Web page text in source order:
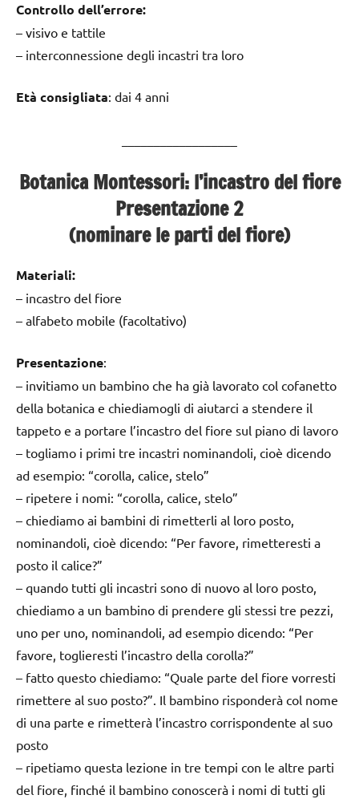
Controllo dell’errore:
– visivo e tattile
– interconnessione degli incastri tra loro
Età consigliata: dai 4 anni
Botanica Montessori: l’incastro del fiore
Presentazione 2
(nominare le parti del fiore)
Materiali:
– incastro del fiore
– alfabeto mobile (facoltativo)
Presentazione:
– invitiamo un bambino che ha già lavorato col cofanetto
della botanica e chiediamogli di aiutarci a stendere il
tappeto e a portare l’incastro del fiore sul piano di lavoro
– togliamo i primi tre incastri nominandoli, cioè dicendo
ad esempio: “corolla, calice, stelo”
– ripetere i nomi: “corolla, calice, stelo”
– chiediamo ai bambini di rimetterli al loro posto,
nominandoli, cioè dicendo: “Per favore, rimetteresti a
posto il calice?”
– quando tutti gli incastri sono di nuovo al loro posto,
chiediamo a un bambino di prendere gli stessi tre pezzi,
uno per uno, nominandoli, ad esempio dicendo: “Per
favore, toglieresti l’incastro della corolla?”
– fatto questo chiediamo: “Quale parte del fiore vorresti
rimettere al suo posto?”. Il bambino risponderà col nome
di una parte e rimetterà l’incastro corrispondente al suo
posto
– ripetiamo questa lezione in tre tempi con le altre parti
del fiore, finché il bambino conoscerà i nomi di tutti gli